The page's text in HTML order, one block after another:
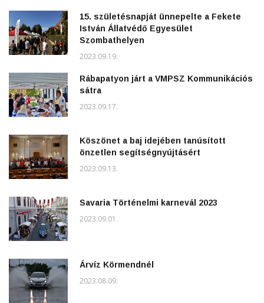
15. születésnapját ünnepelte a Fekete
István Állatvédő Egyesület
Szombathelyen
2023.09.19.
Rábapatyon járt a VMPSZ Kommunikációs
sátra
2023.09.17.
Köszönet a baj idejében tanúsított
önzetlen segítségnyújtásért
2023.09.13.
Savaria Történelmi karnevál 2023
2023.09.01.
Árvíz Körmendnél
2023.08.09.